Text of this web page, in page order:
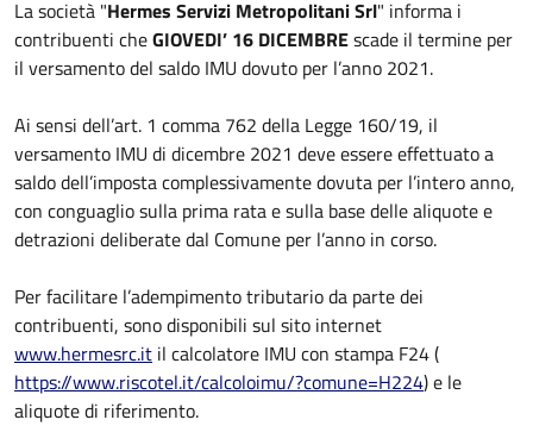
La società "Hermes Servizi Metropolitani Srl" informa i
contribuenti cheGIOVEDI’ 16 DICEMBREscade il termine per
il versamento del saldo IMU dovuto per l’anno 2021.
Ai sensi dell’art. 1 comma 762 della Legge 160/19, il
versamento IMU di dicembre 2021 deve essere effettuato a
saldo dell’imposta complessivamente dovuta per l’intero anno,
con conguaglio sulla prima rata e sulla base delle aliquote e
detrazioni deliberate dal Comune per l’anno in corso.
Per facilitare l’adempimento tributario da parte dei
contribuenti, sono disponibili sul sito internet
www.hermesrc.it il calcolatore IMU con stampa F24 (
https://www.riscotel.it/calcoloimu/?comune=H224) e le
aliquote di riferimento.